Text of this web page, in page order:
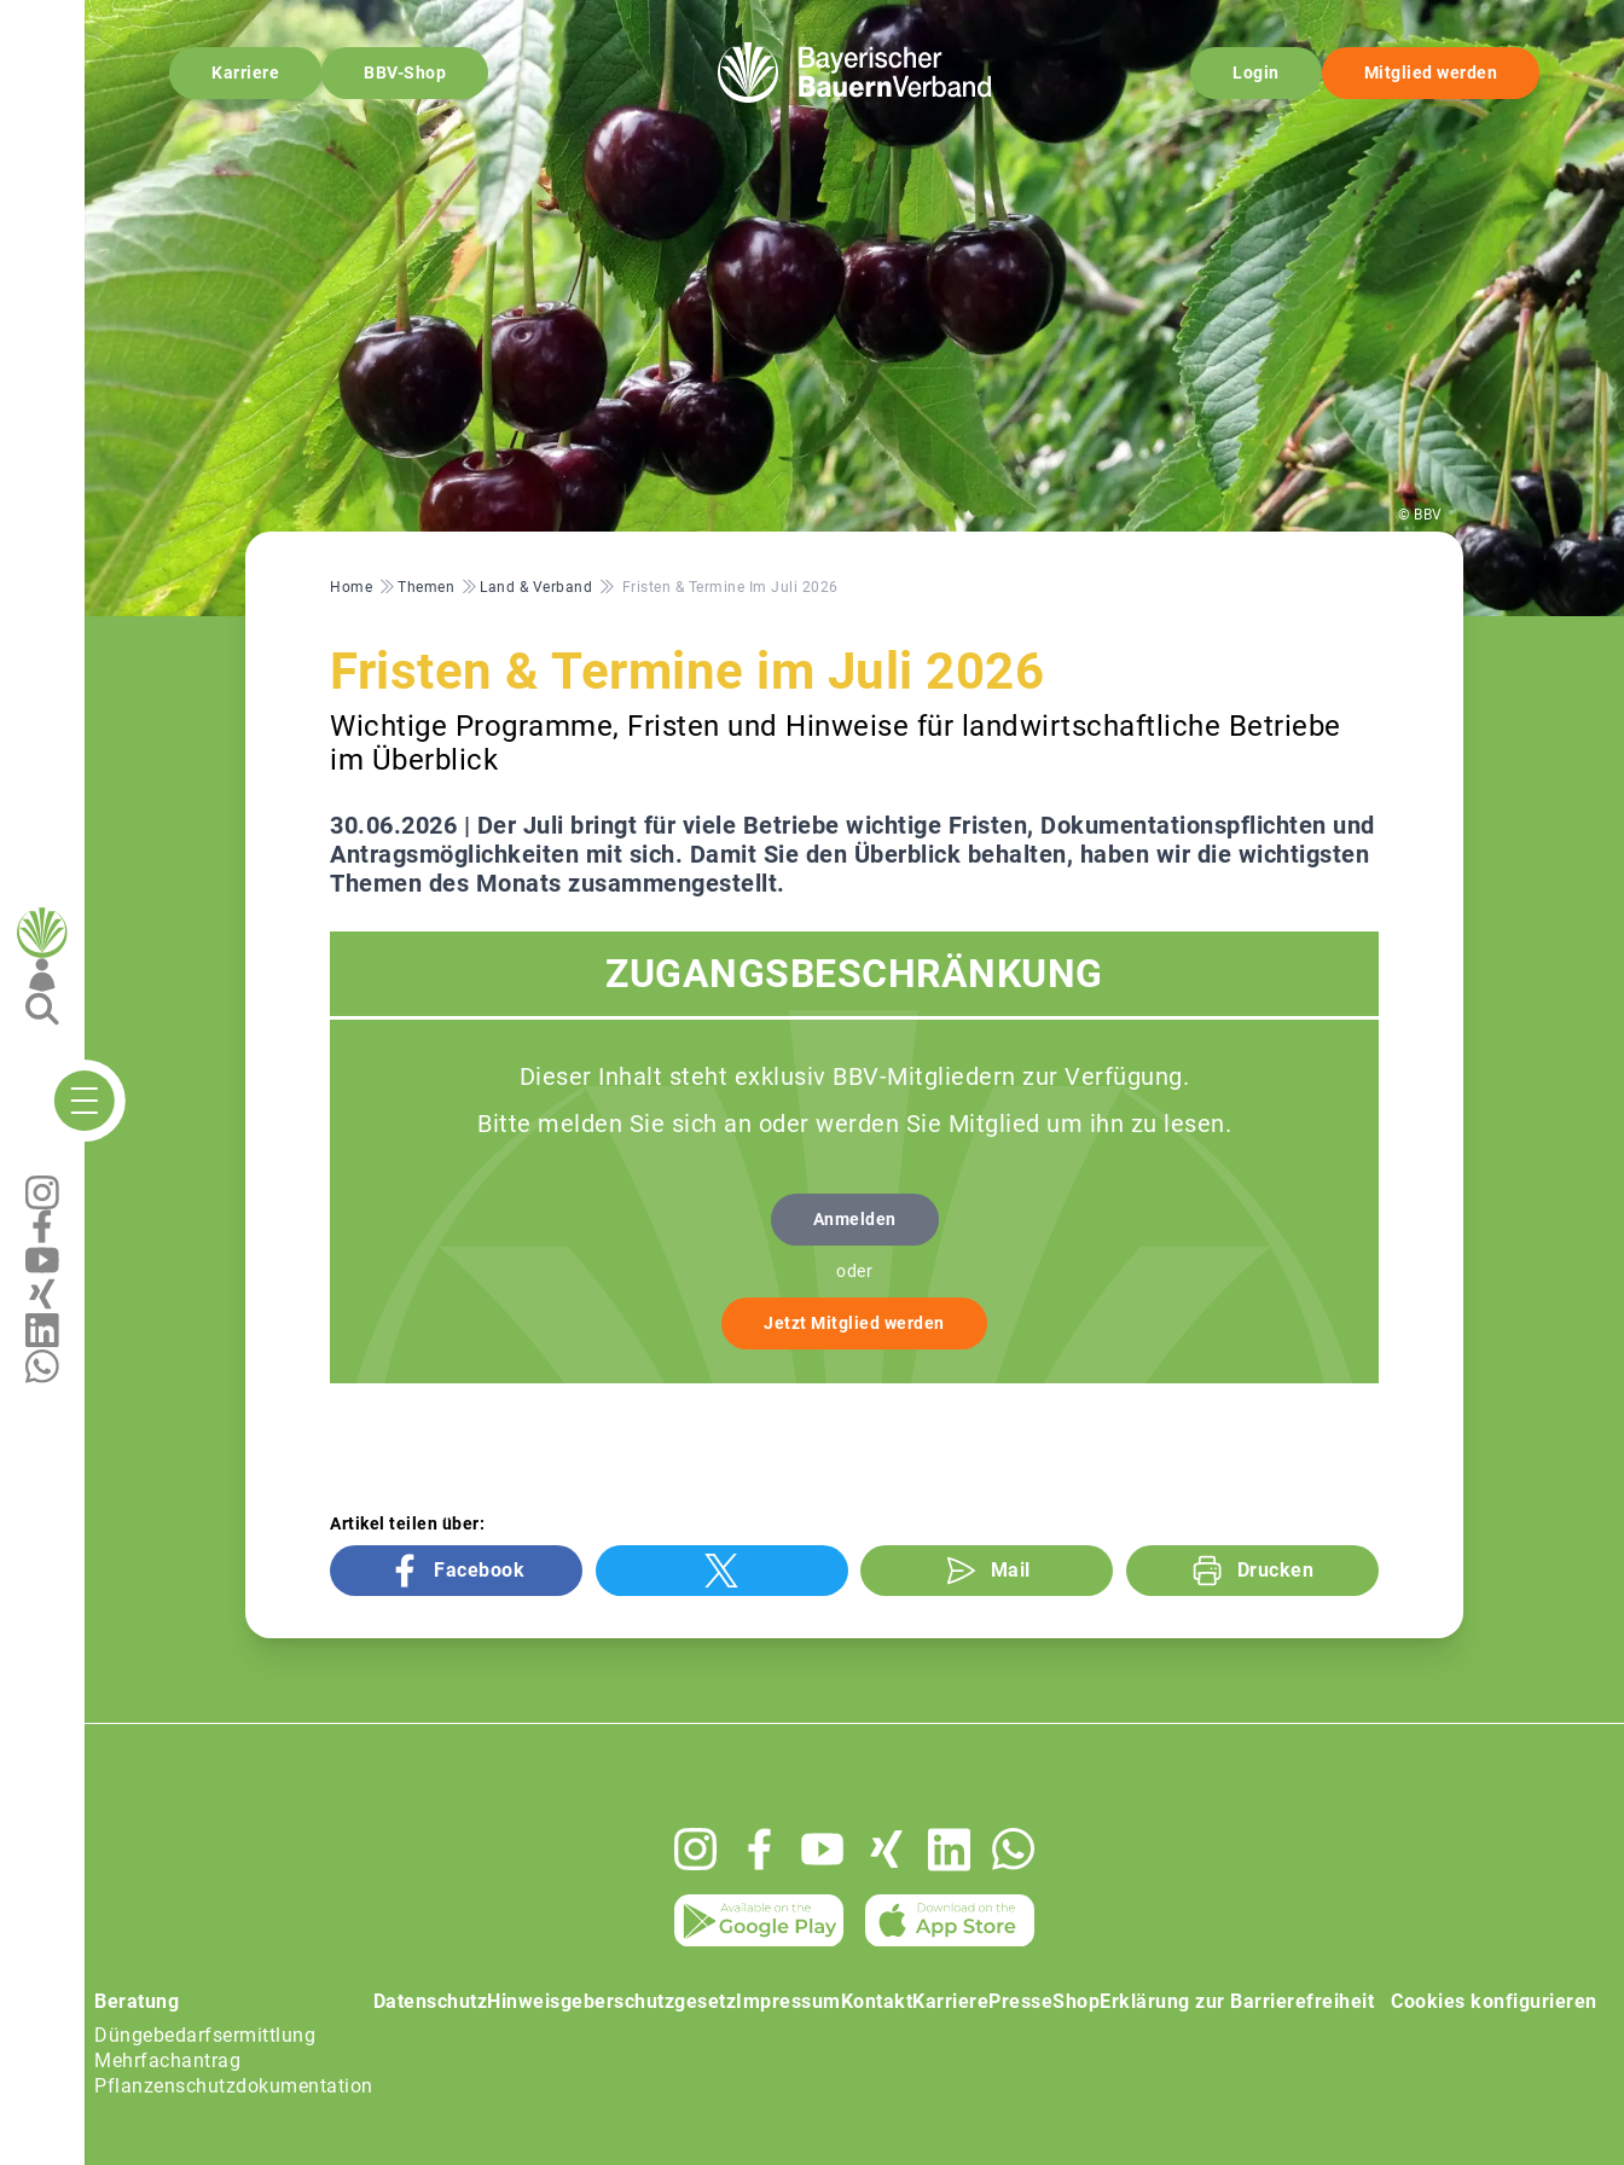
Karriere BBV-Shop Login Mitglied werden
© BBV
Pfadnavigation
Home Themen Land & Verband Fristen & Termine Im Juli 2026
Fristen & Termine im Juli 2026
Wichtige Programme, Fristen und Hinweise für landwirtschaftliche Betriebe
im Überblick
30.06.2026 | Der Juli bringt für viele Betriebe wichtige Fristen, Dokumentationspflichten und
Antragsmöglichkeiten mit sich. Damit Sie den Überblick behalten, haben wir die wichtigsten
Themen des Monats zusammengestellt.
ZUGANGSBESCHRÄNKUNG
Dieser Inhalt steht exklusiv BBV-Mitgliedern zur Verfügung.
Bitte melden Sie sich an oder werden Sie Mitglied um ihn zu lesen.
Anmelden
oder
Jetzt Mitglied werden
Artikel teilen über:
Facebook Mail Drucken
Beratung
Düngebedarfsermittlung
Mehrfachantrag
Pflanzenschutzdokumentation
DatenschutzHinweisgeberschutzgesetzImpressumKontaktKarrierePresseShopErklärung zur Barrierefreiheit Cookies konfigurieren